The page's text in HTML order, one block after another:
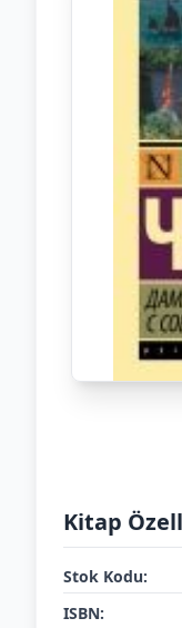
Kitap
Stok Kodu:
ISBN: